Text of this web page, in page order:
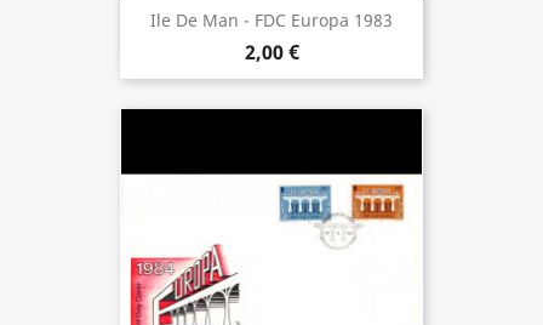
Ile De Man - FDC Europa 1983
2,00 €